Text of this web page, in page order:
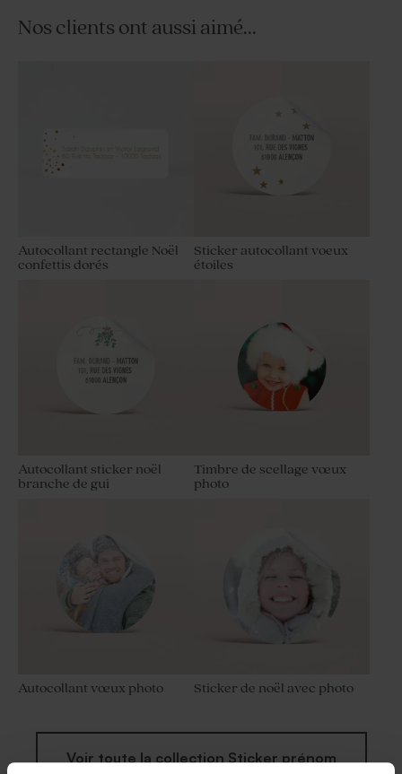
Nos clients ont aussi aimé...
Autocollant rectangle Noël
confettis dorés
Sticker autocollant voeux
étoiles
Autocollant sticker noël
branche de gui
Timbre de scellage vœux
photo
Autocollant vœux photo Sticker de noël avec photo
Voir toute la collection Sticker prénom